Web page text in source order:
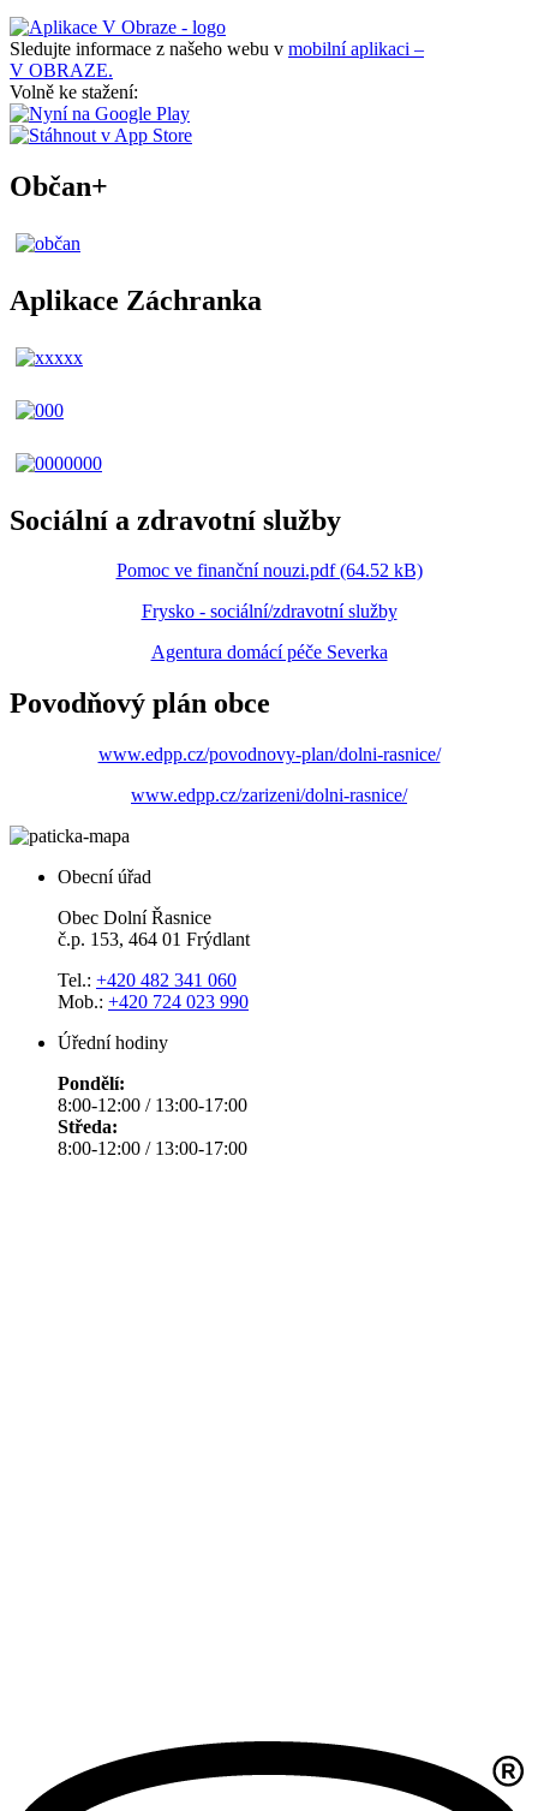
Sledujte informace z našeho webu v mobilní aplikaci –
V OBRAZE.
Volně ke stažení:
Občan+
Aplikace Záchranka
Sociální a zdravotní služby
Pomoc ve finanční nouzi.pdf (64.52 kB)
Frysko - sociální/zdravotní služby
Agentura domácí péče Severka
Povodňový plán obce
www.edpp.cz/povodnovy-plan/dolni-rasnice/
www.edpp.cz/zarizeni/dolni-rasnice/
Obecní úřad
Obec Dolní Řasnice
č.p. 153, 464 01 Frýdlant
Tel.: +420 482 341 060
Mob.: +420 724 023 990
Úřední hodiny
Pondělí:
8:00-12:00 / 13:00-17:00
Středa:
8:00-12:00 / 13:00-17:00